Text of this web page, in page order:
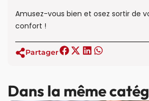
Amusez-vous bien et osez sortir de
confort !
Partager
Dans la même